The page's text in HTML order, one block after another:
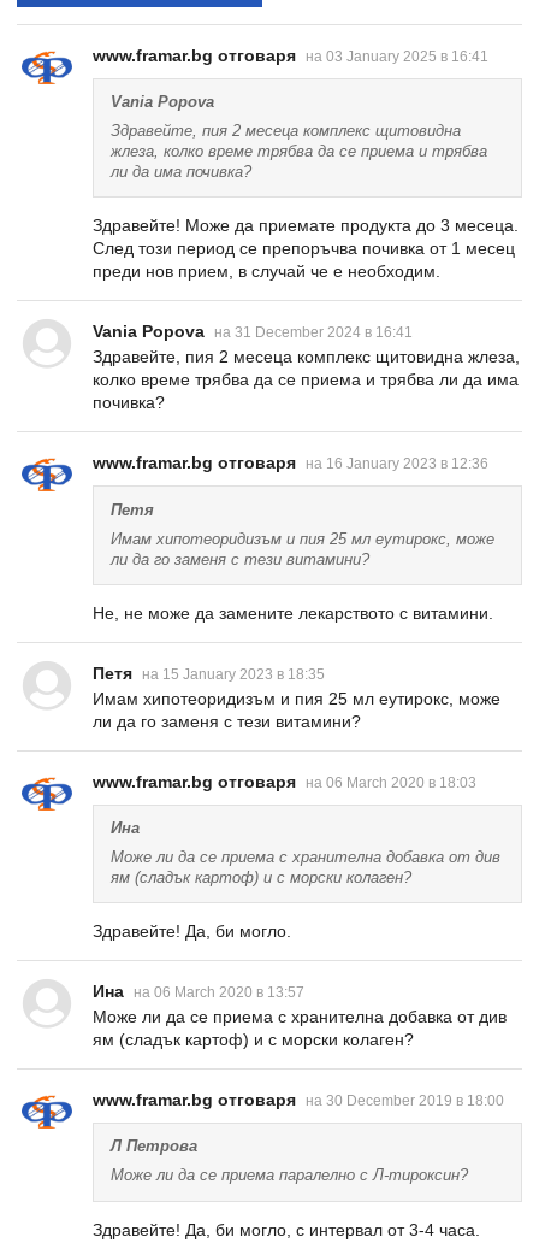
www.framar.bg отговаря на 03 January 2025 в 16:41
Vania Popova
Здравейте, пия 2 месеца комплекс щитовидна
жлеза, колко време трябва да се приема и трябва
ли да има почивка?
Здравейте! Може да приемате продукта до 3 месеца.
След този период се препоръчва почивка от 1 месец
преди нов прием, в случай че е необходим.
Vania Popova на 31 December 2024 в 16:41
Здравейте, пия 2 месеца комплекс щитовидна жлеза,
колко време трябва да се приема и трябва ли да има
почивка?
www.framar.bg отговаря на 16 January 2023 в 12:36
Петя
Имам хипотеоридизъм и пия 25 мл еутирокс, може
ли да го заменя с тези витамини?
Не, не може да замените лекарството с витамини.
Петя на 15 January 2023 в 18:35
Имам хипотеоридизъм и пия 25 мл еутирокс, може
ли да го заменя с тези витамини?
www.framar.bg отговаря на 06 March 2020 в 18:03
Ина
Може ли да се приема с хранителна добавка от див
ям (сладък картоф) и с морски колаген?
Здравейте! Да, би могло.
Ина на 06 March 2020 в 13:57
Може ли да се приема с хранителна добавка от див
ям (сладък картоф) и с морски колаген?
www.framar.bg отговаря на 30 December 2019 в 18:00
Л Петрова
Може ли да се приема паралелно с Л-тироксин?
Здравейте! Да, би могло, с интервал от 3-4 часа.